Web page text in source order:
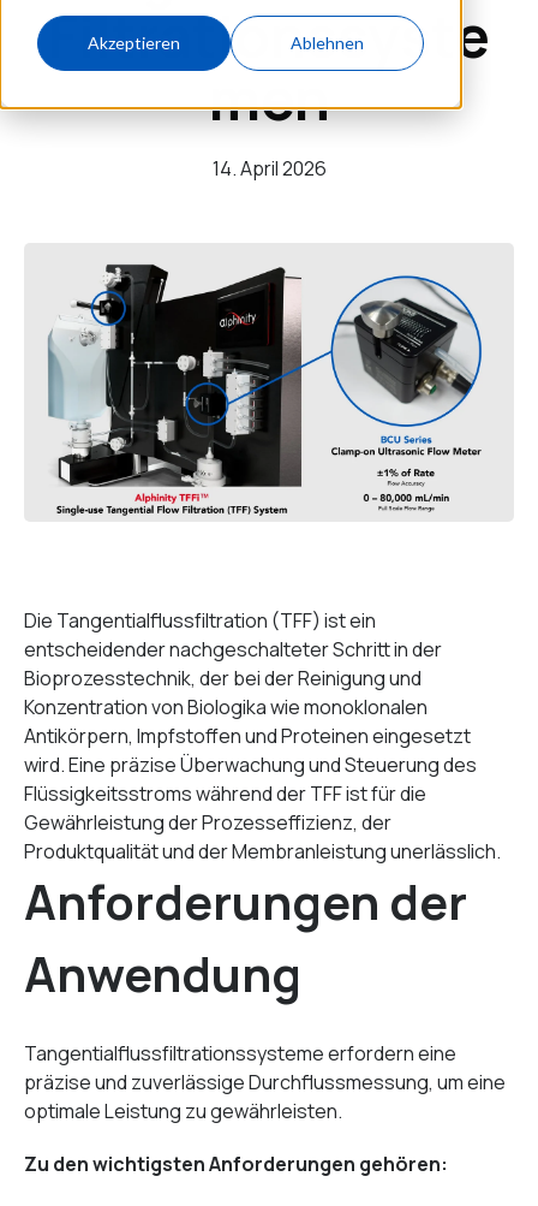
Akzeptieren Ablehnen
Filtrationssyste
men
14. April 2026
Die Tangentialflussfiltration (TFF) ist ein
entscheidender nachgeschalteter Schritt in der
Bioprozesstechnik, der bei der Reinigung und
Konzentration von Biologika wie monoklonalen
Antikörpern, Impfstoffen und Proteinen eingesetzt
wird. Eine präzise Überwachung und Steuerung des
Flüssigkeitsstroms während der TFF ist für die
Gewährleistung der Prozesseffizienz, der
Produktqualität und der Membranleistung unerlässlich.
Anforderungen der
Anwendung
Tangentialflussfiltrationssysteme erfordern eine
präzise und zuverlässige Durchflussmessung, um eine
optimale Leistung zu gewährleisten.
Zu den wichtigsten Anforderungen gehören: